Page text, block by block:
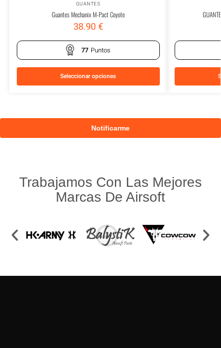
GUANTES
Guantes Mechanix M-Pact Coyote
38.90€
77 Puntos
Seleccionar opciones
Trabajamos Con Las Mejores
Marcas De Airsoft